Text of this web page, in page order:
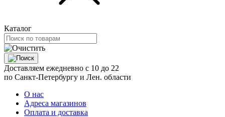
Каталог
Доставляем ежедневно с 10 до 22
по Санкт-Петербургу и Лен. области
О нас
Адреса магазинов
Оплата и доставка